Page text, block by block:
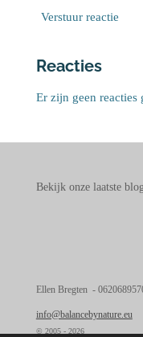
Verstuur reactie
Reacties
Er zijn geen reacties
Bekijk onze laatste
Ellen Bregten -
info@balancebynature.eu
© 2005 - 2026